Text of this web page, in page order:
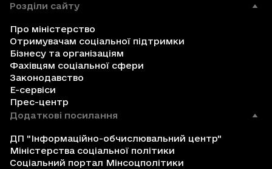
Розділи сайту
Про міністерство
Отримувачам соціальної підтримки
Бізнесу та організаціям
Фахівцям соціальної сфери
Законодавство
Е-сервіси
Прес-центр
Додаткові посилання
ДП "Інформаційно-обчислювальний центр"
Міністерства соціальної політики
Соціальний портал Мінсоцполітики